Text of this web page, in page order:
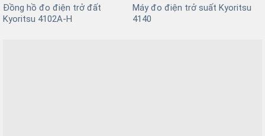
Đồng hồ đo điện trở đất
Kyoritsu 4102A-H
Máy đo điện trở suất Kyoritsu
4140